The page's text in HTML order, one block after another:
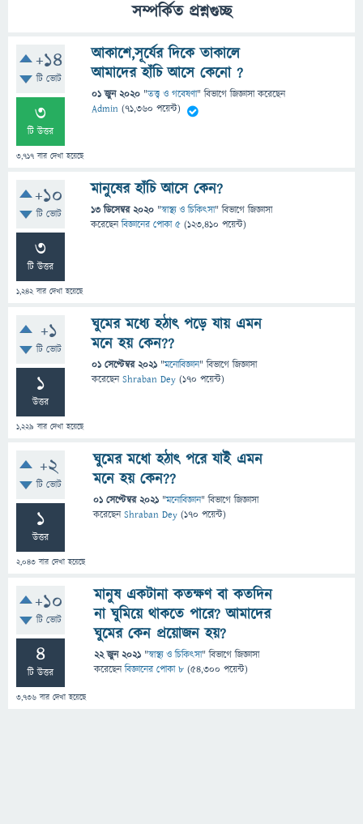
সম্পর্কিত প্রশ্নগুচ্ছ
+14
টি ভোট
3
টি উত্তর
3,717 বার দেখা হয়েছে
আকাশে,সূর্যের দিকে তাকালে
আমাদের হাঁচি আসে কেনো ?
01 জুন 2020 "তত্ত্ব ও গবেষণা" বিভাগে জিজ্ঞাসাকরেছেন
Admin (71,360 পয়েন্ট)
+10
টি ভোট
3
টি উত্তর
1,242বার দেখা হয়েছে
মানুষের হাঁচি আসে কেন?
13 ডিসেম্বর 2020 "স্বাস্থ্য ও চিকিৎসা" বিভাগে জিজ্ঞাসা
করেছেনবিজ্ঞানের পোকা ৫ (123,410 পয়েন্ট)
+1
টি ভোট
1
উত্তর
1,229 বার দেখা হয়েছে
ঘুমের মধ্যে হঠাৎ পড়ে যায় এমন
মনে হয় কেন??
01 সেপ্টেম্বর 2021 "মনোবিজ্ঞান" বিভাগে জিজ্ঞাসা
করেছেনShraban Dey (170 পয়েন্ট)
+2
টি ভোট
1
উত্তর
2,043 বার দেখা হয়েছে
ঘুমের মধো হঠাৎ পরে যাই এমন
মনে হয় কেন??
01 সেপ্টেম্বর 2021 "মনোবিজ্ঞান" বিভাগে জিজ্ঞাসা
করেছেনShraban Dey (170 পয়েন্ট)
+10
টি ভোট
4
টি উত্তর
3,736 বার দেখা হয়েছে
মানুষ একটানা কতক্ষণ বা কতদিন
না ঘুমিয়ে থাকতে পারে? আমাদের
ঘুমের কেন প্রয়োজন হয়?
22 জুন 2021 "স্বাস্থ্য ও চিকিৎসা" বিভাগে জিজ্ঞাসা
করেছেনবিজ্ঞানের পোকা ৮ (54,300 পয়েন্ট)